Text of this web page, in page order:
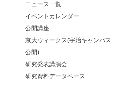
ニュース一覧
イベントカレンダー
公開講座
京大ウィークス(宇治キャンパス
公開)
研究発表講演会
研究資料データベース